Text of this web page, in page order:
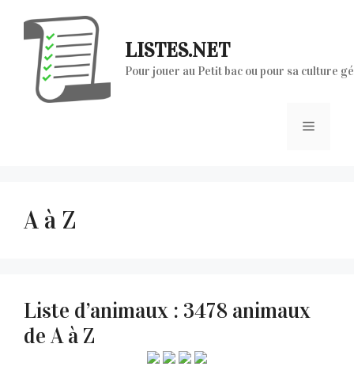
contenu
LISTES.NET
Pour jouer au Petit bac ou pour sa culture
Menu
A à Z
Liste d’animaux : 3478 animaux
de A à Z